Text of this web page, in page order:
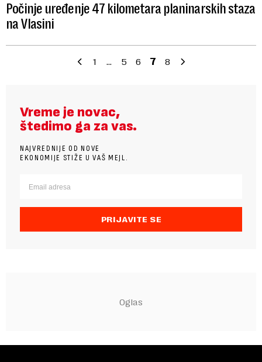
Počinje uređenje 47 kilometara planinarskih staza
na Vlasini
1 … 5 6 7 8
Vreme je novac,
štedimo ga za vas.
NAJVREDNIJE OD NOVE
EKONOMIJE STIŽE U VAŠ MEJL.
PRIJAVITE SE